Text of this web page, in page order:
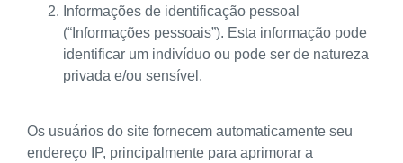
Informações de identificação pessoal
(“Informações pessoais”). Esta informação pode
identificar um indivíduo ou pode ser de natureza
privada e/ou sensível.
Os usuários do site fornecem automaticamente seu
endereço IP, principalmente para aprimorar a